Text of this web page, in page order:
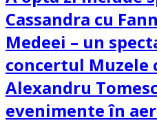
Cassandra cu
Medeei – un
concertul
Alexandru
evenimente în